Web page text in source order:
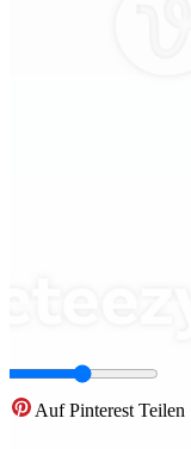
Auf Pinterest Teilen